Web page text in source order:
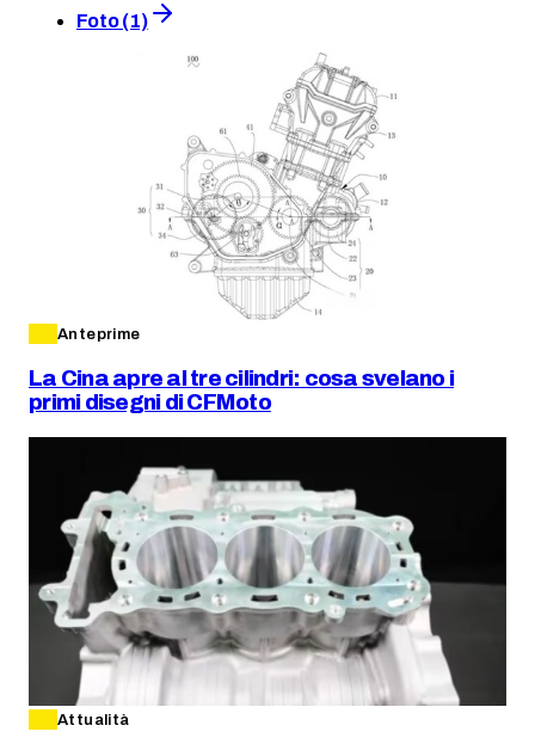
Foto (1)
Anteprime
La Cina apre al tre cilindri: cosa svelano i
primi disegni di CFMoto
Attualità